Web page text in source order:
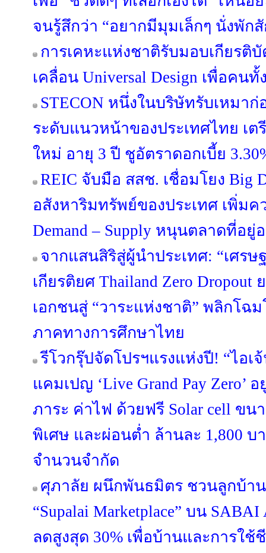
จนรู้สึกว่า “อยากมีมุมเล็กๆ นั่งพัก
การเคหะแห่งชาติรับมอบเกียรติ
เคลื่อน Universal Design เพื่อคนทั้
STECON หนึ่งในบริษัทรับเหมาก่
ระดับแนวหน้าของประเทศไทย เ
ใหม่ อายุ 3 ปี ชูอัตราดอกเบี้ย
REIC จับมือ สสช. เชื่อมโยง Big
อสังหาริมทรัพย์ของประเทศ เพิ่ม
Demand – Supply หนุนตลาดที่อยู่
จากแสนสิริสู่ผู้นำประเทศ: “เศรษ
เกียรติยศ Thailand Zero
เอกชนสู่ “วาระแห่งชาติ” พลิกโฉ
ภาคทางการศึกษาไทย
รีโวกรุ๊ปจัดโปรฯแรงแห่งปี! “ไอเ
แคมเปญ ‘Live Grand Pay Zero’
ภาระ ค่าไฟ ด้วยฟรี Solar cell ขน
พิเศษ และผ่อนต่ำ ล้านละ 1,800
จำนวนจำกัด
ศุภาลัย ผนึกพันธมิตร ชวนลูกบ้าน
“Supalai Marketplace” บน
ลดสูงสุด 30% เพื่อบ้านและการใ